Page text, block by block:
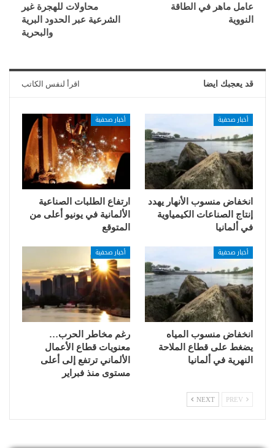
عامل ماهر في الطاقة
النووية
محاولات للهجرة غير
الشرعية عبر الحدود البرية
والبحرية
قد يعجبك ايضا اقرأ لنفس الكاتب
أخبار صحفية
انخفاض منسوب الأنهار يهدد
إنتاج الصناعات الكيمياوية
في ألمانيا
أخبار صحفية
ارتفاع الطلبات الصناعية
الألمانية في يونيو أعلى من
المتوقع
أخبار صحفية
انخفاض منسوب المياه
يضغط على قطاع الملاحة
النهرية في ألمانيا
أخبار صحفية
رغم مخاطر الحرب…
معنويات قطاع الأعمال
الألماني ترتفع إلى أعلى
مستوى منذ فبراير
NEXT